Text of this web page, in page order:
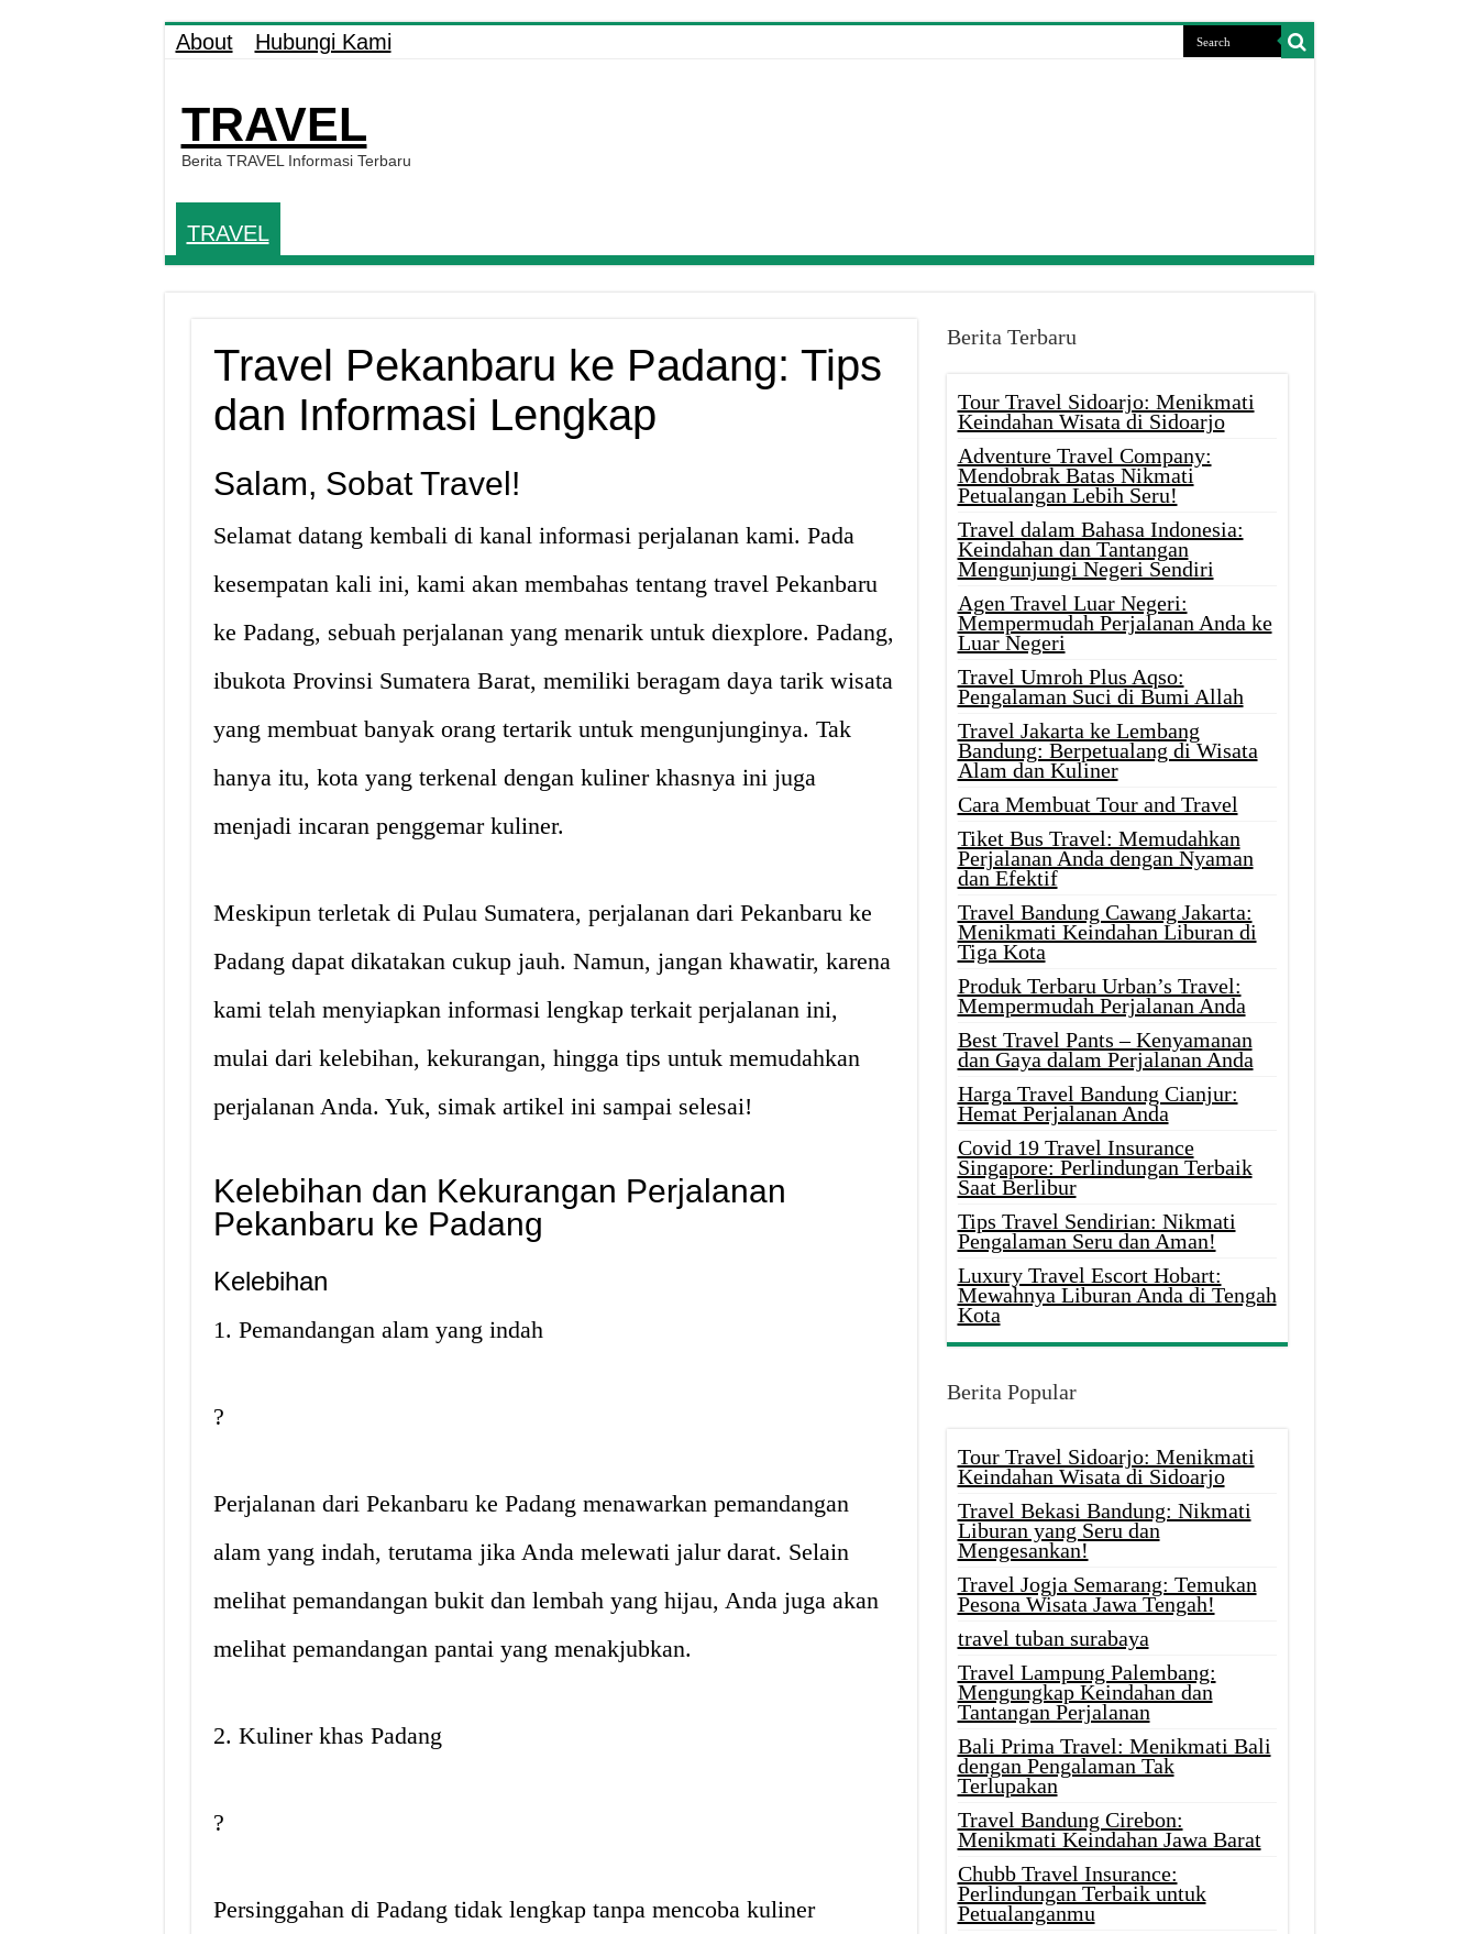
About Hubungi Kami
TRAVEL
Berita TRAVEL Informasi Terbaru
TRAVEL
Travel Pekanbaru ke Padang: Tips
dan Informasi Lengkap
Salam, Sobat Travel!
Selamat datang kembali di kanal informasi perjalanan kami. Pada
kesempatan kali ini, kami akan membahas tentang travel Pekanbaru
ke Padang, sebuah perjalanan yang menarik untuk diexplore. Padang,
ibukota Provinsi Sumatera Barat, memiliki beragam daya tarik wisata
yang membuat banyak orang tertarik untuk mengunjunginya. Tak
hanya itu, kota yang terkenal dengan kuliner khasnya ini juga
menjadi incaran penggemar kuliner.
Meskipun terletak di Pulau Sumatera, perjalanan dari Pekanbaru ke
Padang dapat dikatakan cukup jauh. Namun, jangan khawatir, karena
kami telah menyiapkan informasi lengkap terkait perjalanan ini,
mulai dari kelebihan, kekurangan, hingga tips untuk memudahkan
perjalanan Anda. Yuk, simak artikel ini sampai selesai!
Kelebihan dan Kekurangan Perjalanan
Pekanbaru ke Padang
Kelebihan
1. Pemandangan alam yang indah
?
Perjalanan dari Pekanbaru ke Padang menawarkan pemandangan
alam yang indah, terutama jika Anda melewati jalur darat. Selain
melihat pemandangan bukit dan lembah yang hijau, Anda juga akan
melihat pemandangan pantai yang menakjubkan.
2. Kuliner khas Padang
?
Persinggahan di Padang tidak lengkap tanpa mencoba kuliner
Berita Terbaru
Tour Travel Sidoarjo: Menikmati
Keindahan Wisata di Sidoarjo
Adventure Travel Company:
Mendobrak Batas Nikmati
Petualangan Lebih Seru!
Travel dalam Bahasa Indonesia:
Keindahan dan Tantangan
Mengunjungi Negeri Sendiri
Agen Travel Luar Negeri:
Mempermudah Perjalanan Anda ke
Luar Negeri
Travel Umroh Plus Aqso:
Pengalaman Suci di Bumi Allah
Travel Jakarta ke Lembang
Bandung: Berpetualang di Wisata
Alam dan Kuliner
Cara Membuat Tour and Travel
Tiket Bus Travel: Memudahkan
Perjalanan Anda dengan Nyaman
dan Efektif
Travel Bandung Cawang Jakarta:
Menikmati Keindahan Liburan di
Tiga Kota
Produk Terbaru Urban’s Travel:
Mempermudah Perjalanan Anda
Best Travel Pants – Kenyamanan
dan Gaya dalam Perjalanan Anda
Harga Travel Bandung Cianjur:
Hemat Perjalanan Anda
Covid 19 Travel Insurance
Singapore: Perlindungan Terbaik
Saat Berlibur
Tips Travel Sendirian: Nikmati
Pengalaman Seru dan Aman!
Luxury Travel Escort Hobart:
Mewahnya Liburan Anda di Tengah
Kota
Berita Popular
Tour Travel Sidoarjo: Menikmati
Keindahan Wisata di Sidoarjo
Travel Bekasi Bandung: Nikmati
Liburan yang Seru dan
Mengesankan!
Travel Jogja Semarang: Temukan
Pesona Wisata Jawa Tengah!
travel tuban surabaya
Travel Lampung Palembang:
Mengungkap Keindahan dan
Tantangan Perjalanan
Bali Prima Travel: Menikmati Bali
dengan Pengalaman Tak
Terlupakan
Travel Bandung Cirebon:
Menikmati Keindahan Jawa Barat
Chubb Travel Insurance:
Perlindungan Terbaik untuk
Petualanganmu